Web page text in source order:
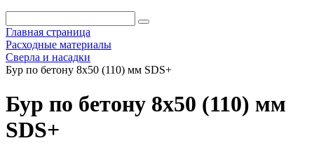
Главная страница
Расходные материалы
Сверла и насадки
Бур по бетону 8x50 (110) мм SDS+
Бур по бетону 8x50 (110) мм
SDS+